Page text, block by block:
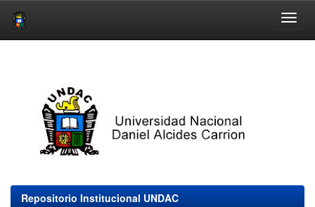
Repositorio Institucional UNDAC